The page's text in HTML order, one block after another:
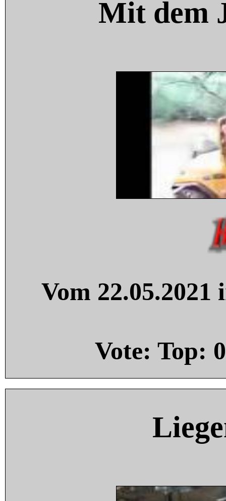
Mit dem
Vom
Vote: Top: 0